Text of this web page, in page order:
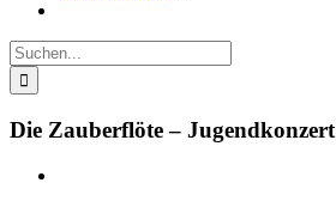
Suche
nach:
Die Zauberflöte – Jugendkonzert